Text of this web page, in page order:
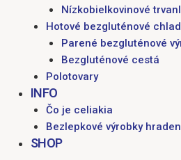
Nízkobielkovinové
Hotové bezgluténové
Parené bezgluténové
Bezgluténové cestá
Polotovary
INFO
Čo je celiakia
Bezlepkové výrobky
SHOP